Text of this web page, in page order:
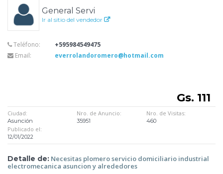
General Servi
Ir al sitio del vendedor
Teléfono:
+595984549475
Email:
everrolandoromero@hotmail.com
Gs. 111
Ciudad:
Asunción
Nro. de Anuncio:
35951
Nro. de Visitas:
460
Publicado el:
12/01/2022
Detalle de: Necesitas plomero servicio domiciliario industrial
electromecanica asuncion y alrededores